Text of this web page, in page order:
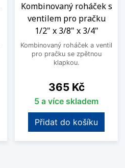
Kombinovaný roháček s
ventilem pro pračku
1/2" x 3/8" x 3/4"
Kombinovaný roháček a ventil
pro pračku se zpětnou
klapkou.
Cena
365 Kč
5 a více skladem
Přidat do košíku